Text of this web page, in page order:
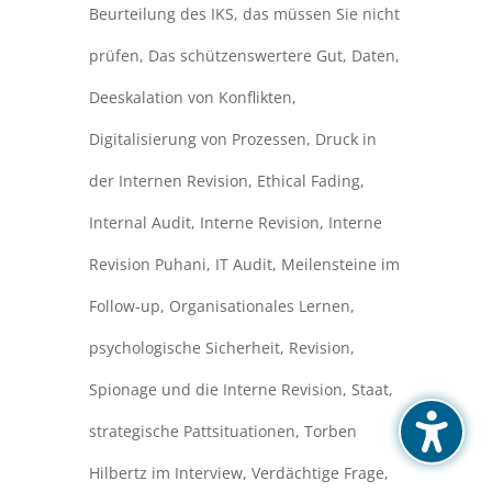
Beurteilung des IKS, das müssen Sie nicht
prüfen, Das schützenswertere Gut, Daten,
Deeskalation von Konflikten,
Digitalisierung von Prozessen, Druck in
der Internen Revision, Ethical Fading,
Internal Audit, Interne Revision, Interne
Revision Puhani, IT Audit, Meilensteine im
Follow-up, Organisationales Lernen,
psychologische Sicherheit, Revision,
Spionage und die Interne Revision, Staat,
strategische Pattsituationen, Torben
Hilbertz im Interview, Verdächtige Frage,